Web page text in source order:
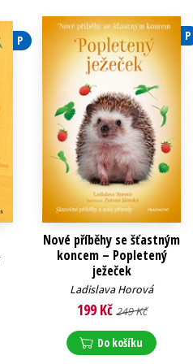
P P
Nové příběhy se šťastným
koncem – Popletený
ježeček
Ladislava Horová
199 Kč 249 Kč
Do košíku